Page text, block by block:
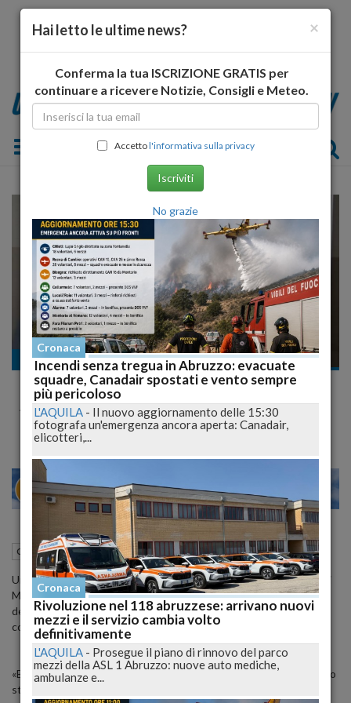
Toggle navigation
Cronaca nazionale
Omicidio Yara, Massimiliano Bossetti
Avrebbe Confessato il Crimine
MILANO 27
Cronaca nazionale 23 Marzo 2015 05:00
Un testimone sembrerebbe far crollare la difesa che gli avvocati di
Massimo Bossetti portano avanti da mesi. Il muratore, accusato
dell'omicidio della piccola Yara Gambirasio, avrebbe infatti
confessato a un suo compagno di carcere il delitto.
«Bossetti mi ha detto di aver ucciso Yara Gambirasio», queste sono
state le parole del detenuto come riportato nella puntata del 20
×
Hai letto le ultime news?
Conferma la tua ISCRIZIONE GRATIS per
continuare a ricevere Notizie, Consigli e Meteo.
Accettol'informativa sulla privacy
Iscriviti
No grazie
Cronaca
Incendi senza tregua in Abruzzo: evacuate
squadre, Canadair spostati e vento sempre
più pericoloso
L'AQUILA - Il nuovo aggiornamento delle 15:30
fotografa un'emergenza ancora aperta: Canadair,
elicotteri,...
Cronaca
Rivoluzione nel 118 abruzzese: arrivano nuovi
mezzi e il servizio cambia volto
definitivamente
L'AQUILA - Prosegue il piano di rinnovo del parco
mezzi della ASL 1 Abruzzo: nuove auto mediche,
ambulanze e...